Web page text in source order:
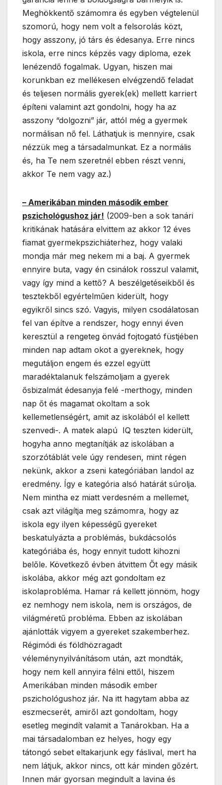
Meghökkentő számomra és egyben végtelenül
szomorú, hogy nem volt a felsorolás közt,
hogy asszony, jó társ és édesanya. Erre nincs
iskola, erre nincs képzés vagy diploma, ezek
lenézendő fogalmak. Ugyan, hiszen mai
korunkban ez mellékesen elvégzendő feladat
és teljesen normális gyerek(ek) mellett karriert
építeni valamint azt gondolni, hogy ha az
asszony “dolgozni” jár, attól még a gyermek
normálisan nő fel. Láthatjuk is mennyire, csak
nézzük meg a társadalmunkat. Ez a normális
és, ha Te nem szeretnél ebben részt venni,
akkor Te nem vagy az.)
– Amerikában minden második ember
pszichológushoz jár! (2009-ben a sok tanári
kritikának hatására elvittem az akkor 12 éves
fiamat gyermekpszichiáterhez, hogy valaki
mondja már meg nekem mi a baj. A gyermek
ennyire buta, vagy én csinálok rosszul valamit,
vagy így mind a kettő? A beszélgetéseikből és
tesztekből egyértelműen kiderült, hogy
egyikről sincs szó. Vagyis, milyen csodálatosan
fel van építve a rendszer, hogy ennyi éven
keresztül a rengeteg önvád fojtogató füstjében
minden nap adtam okot a gyereknek, hogy
megutáljon engem és ezzel együtt
maradéktalanuk felszámoljam a gyerek
ősbizalmát édesanyja felé -merthogy, minden
nap őt és magamat okoltam a sok
kellemetlenségért, amit az iskolából el kellett
szenvedi-. A matek alapú IQ teszten kiderült,
hogyha anno megtanítják az iskolában a
szorzótáblát vele úgy rendesen, mint régen
nekünk, akkor a zseni kategóriában landol az
eredmény. Így e kategória alsó határát súrolja.
Nem mintha ez miatt verdesném a mellemet,
csak azt világítja meg számomra, hogy az
iskola egy ilyen képességű gyereket
beskatulyázta a problémás, bukdácsolós
kategóriába és, hogy ennyit tudott kihozni
belőle. Következő évben átvittem Őt egy másik
iskolába, akkor még azt gondoltam ez
iskolaprobléma. Hamar rá kellett jönnöm, hogy
ez nemhogy nem iskola, nem is országos, de
világméretű probléma. Ebben az iskolában
ajánlották vigyem a gyereket szakemberhez.
Régimódi és földhözragadt
véleménynyilvánításom után, azt mondták,
hogy nem kell annyira félni ettől, hiszem
Amerikában minden második ember
pszichológushoz jár. Na itt hagytam abba az
eszmecserét, amiről azt gondoltam, hogy
esetleg megindít valamit a Tanárokban. Ha a
mai társadalomban ez helyes, hogy egy
tátongó sebet eltakarjunk egy fáslival, mert ha
nem látjuk, akkor nincs, ott kár minden gőzért.
Innen már gyorsan megindult a lavina és